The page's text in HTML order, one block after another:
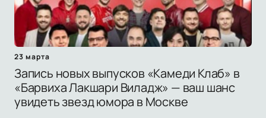
23 марта
Запись новых выпусков «Камеди Клаб» в
«Барвиха Лакшари Виладж» — ваш шанс
увидеть звезд юмора в Москве